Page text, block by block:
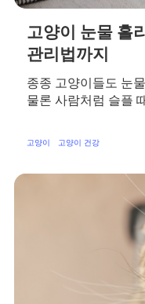
고양이 고양이 건강
고양이 눈물 흘
관리법까지
종종 고양이들도 눈
물론 사람처럼 슬플